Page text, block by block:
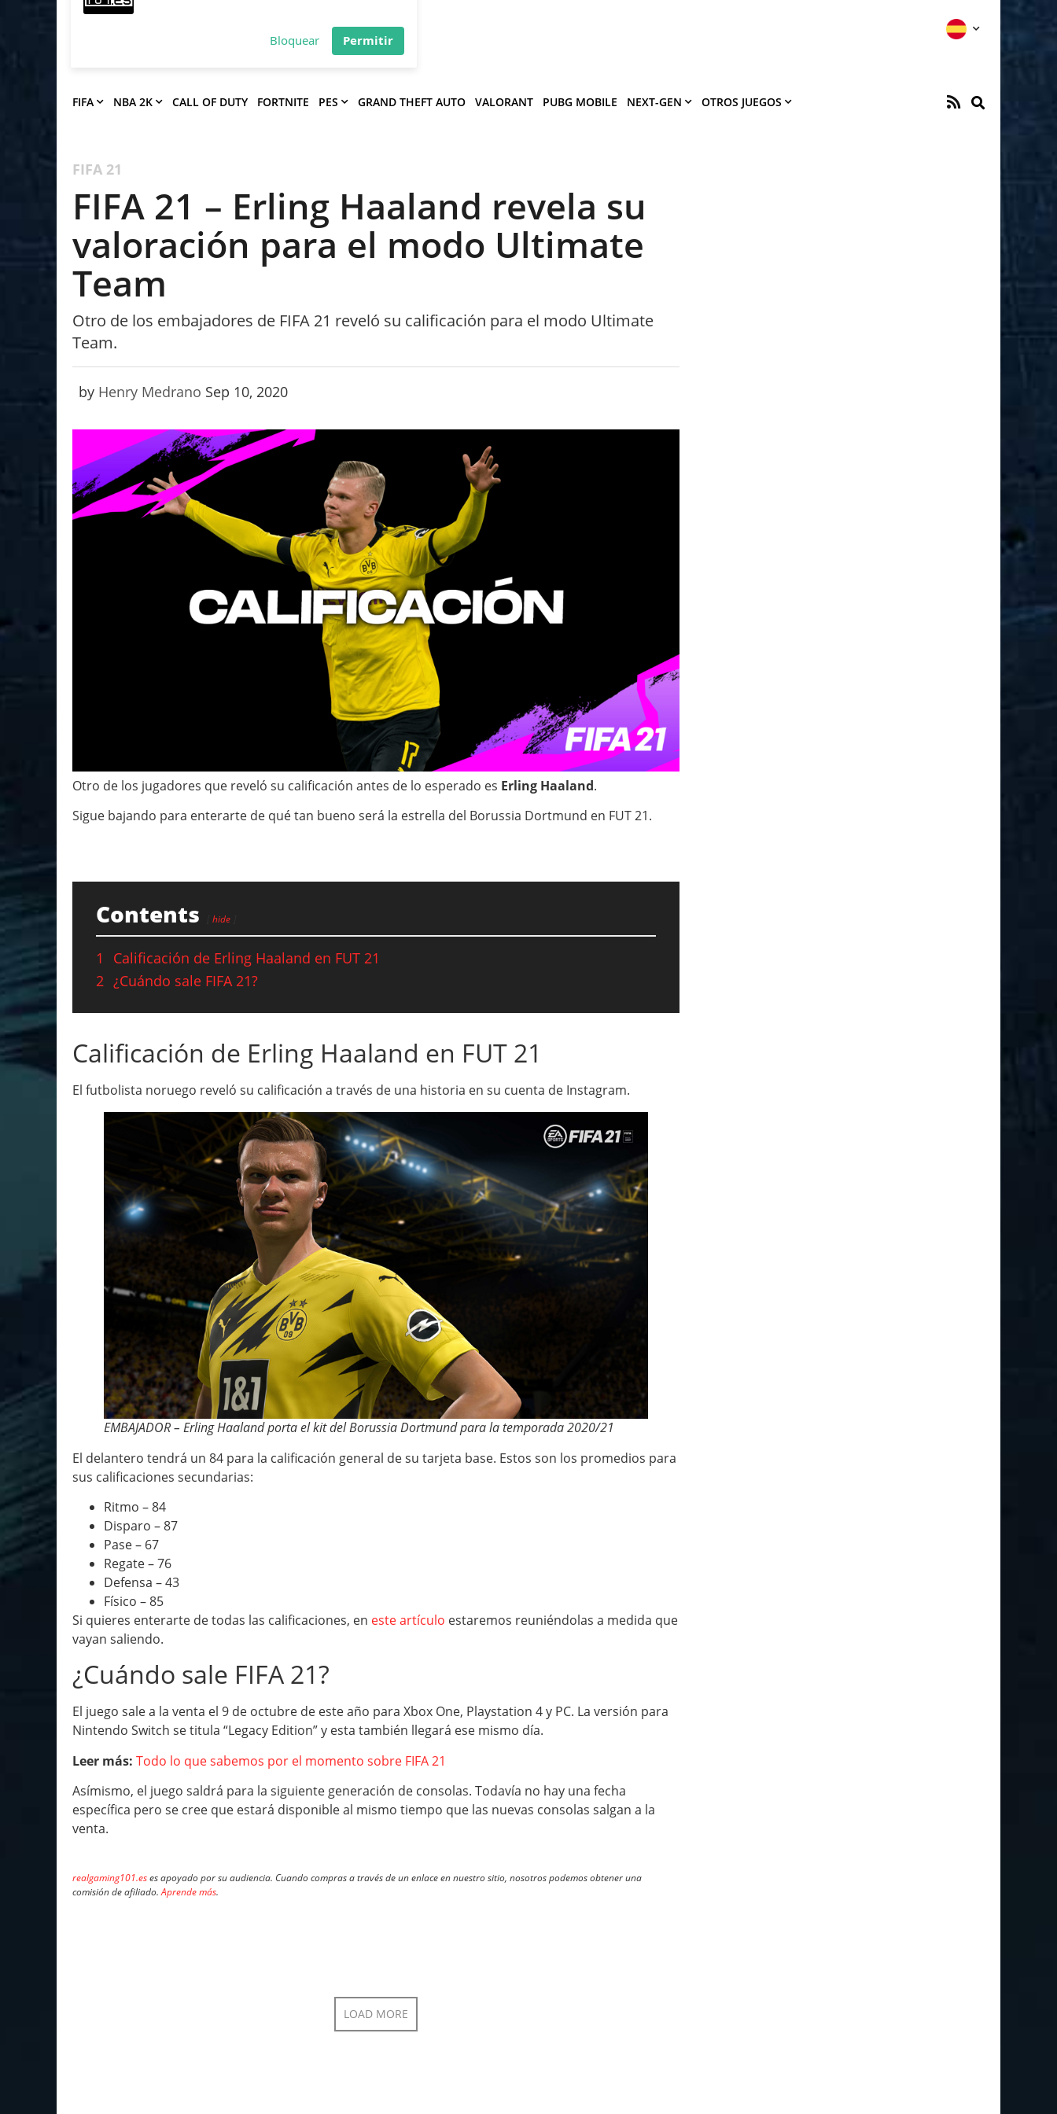
notificaciones de los mejores artículos.
FIFA NBA 2K CALL OF DUTY FORTNITE PES GRAND THEFT AUTO VALORANT PUBG MOBILE NEXT-GEN OTROS JUEGOS
FIFA 21
FIFA 21 – Erling Haaland revela su
valoración para el modo Ultimate
Team
Otro de los embajadores de FIFA 21 reveló su calificación para el modo Ultimate
Team.
by Henry Medrano Sep 10, 2020
Otro de los jugadores que reveló su calificación antes de lo esperado es Erling Haaland.
Sigue bajando para enterarte de qué tan bueno será la estrella del Borussia Dortmund en FUT 21.
Contents hide
1
Calificación de Erling Haaland en FUT 21
2 ¿Cuándo sale FIFA 21?
Calificación de Erling Haaland en FUT 21
El futbolista noruego reveló su calificación a través de una historia en su cuenta de Instagram.
EMBAJADOR – Erling Haaland porta el kit del Borussia Dortmund para la temporada 2020/21
El delantero tendrá un 84 para la calificación general de su tarjeta base. Estos son los promedios para
sus calificaciones secundarias:
Ritmo – 84
Disparo – 87
Pase – 67
Regate – 76
Defensa – 43
Físico – 85
Si quieres enterarte de todas las calificaciones, en este artículo estaremos reuniéndolas a medida que
vayan saliendo.
¿Cuándo sale FIFA 21?
El juego sale a la venta el 9 de octubre de este año para Xbox One, Playstation 4 y PC. La versión para
Nintendo Switch se titula “Legacy Edition” y esta también llegará ese mismo día.
Leer más: Todo lo que sabemos por el momento sobre FIFA 21
Asímismo, el juego saldrá para la siguiente generación de consolas. Todavía no hay una fecha
específica pero se cree que estará disponible al mismo tiempo que las nuevas consolas salgan a la
venta.
realgaming101.eses apoyado por su audiencia. Cuando compras a través de un enlace en nuestro sitio, nosotros podemos obtener una
comisión de afiliado.Aprende más.
LOAD MORE